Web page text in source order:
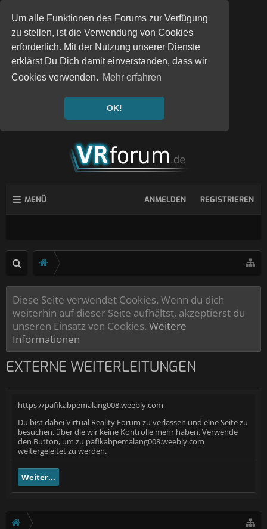
Um alle Funktionen des Forums zur Verfügung
zu stellen, ist die Verwendung von Cookies
erforderlich. Mit der Nutzung unserer Dienste
erklärst Du Dich damit einverstanden, dass wir
Cookies verwenden. Mehr erfahren
OK!
MENÜ ANMELDEN REGISTRIEREN
Diese Seite verwendet Cookies. Wenn du dich
weiterhin auf dieser Seite aufhältst, akzeptierst du
unseren Einsatz von Cookies. Weitere
Informationen
EXTERNE WEITERLEITUNGEN
https://pafikabpemalang008.weebly.com
Du bist dabei Virtual Reality Forum zu verlassen und eine Seite zu
besuchen, über die wir keine Kontrolle mehr haben. Verwende
den Button, um zu pafikabpemalang008.weebly.com
weitergeleitet zu werden.
Weiter...